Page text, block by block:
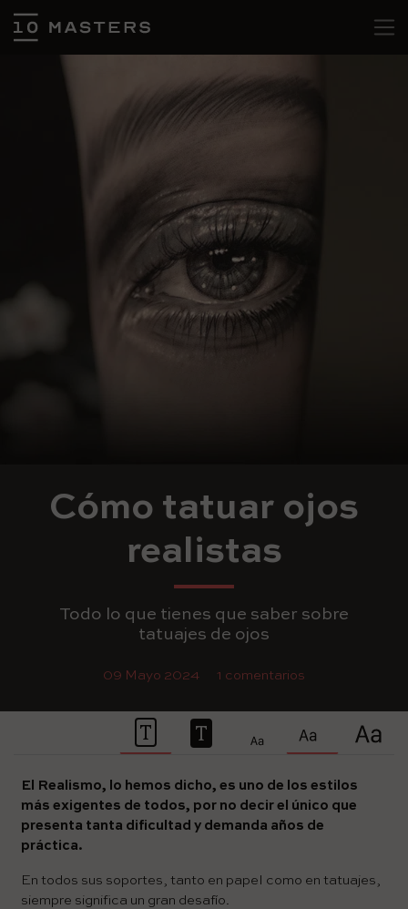
Cómo tatuar ojos
realistas
Todo lo que tienes que saber sobre
tatuajes de ojos
09 Mayo 2024 1 comentarios
El Realismo, lo hemos dicho, es uno de los estilos
más exigentes de todos, por no decir el único que
presenta tanta dificultad y demanda años de
práctica.
En todos sus soportes, tanto en papel como en tatuajes,
siempre significa un gran desafío.